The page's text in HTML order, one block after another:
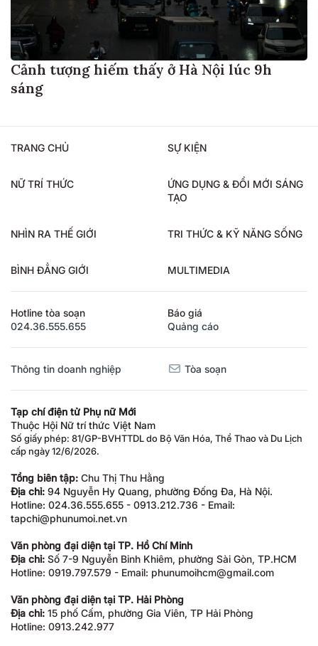
Cảnh tượng hiếm thấy ở Hà Nội lúc 9h
sáng
TRANG CHỦ SỰ KIỆN
NỮ TRÍ THỨC
ỨNG DỤNG & ĐỔI MỚI SÁNG
TẠO
NHÌN RA THẾ GIỚI TRI THỨC & KỸ NĂNG SỐNG
BÌNH ĐẲNG GIỚI MULTIMEDIA
Hotline tòa soạn
024.36.555.655
Báo giá
Quảng cáo
Thông tin doanh nghiệp Tòa soạn
Tạp chí điện tử Phụ nữ Mới
Thuộc Hội Nữ trí thức Việt Nam
Số giấy phép: 81/GP-BVHTTDL do Bộ Văn Hóa, Thể Thao và Du Lịch
cấp ngày 12/6/2026.
Tổng biên tập: Chu Thị Thu Hằng
Địa chỉ: 94 Nguyễn Hy Quang, phường Đống Đa, Hà Nội.
Hotline: 024.36.555.655 - 0913.212.736 - Email:
tapchi@phunumoi.net.vn
Văn phòng đại diện tại TP. Hồ Chí Minh
Địa chỉ: Số 7-9 Nguyễn Bỉnh Khiêm, phường Sài Gòn, TP.HCM
Hotline: 0919.797.579 - Email: phunumoihcm@gmail.com
Văn phòng đại diện tại TP. Hải Phòng
Địa chỉ: 15 phố Cấm, phường Gia Viên, TP Hải Phòng
Hotline: 0913.242.977